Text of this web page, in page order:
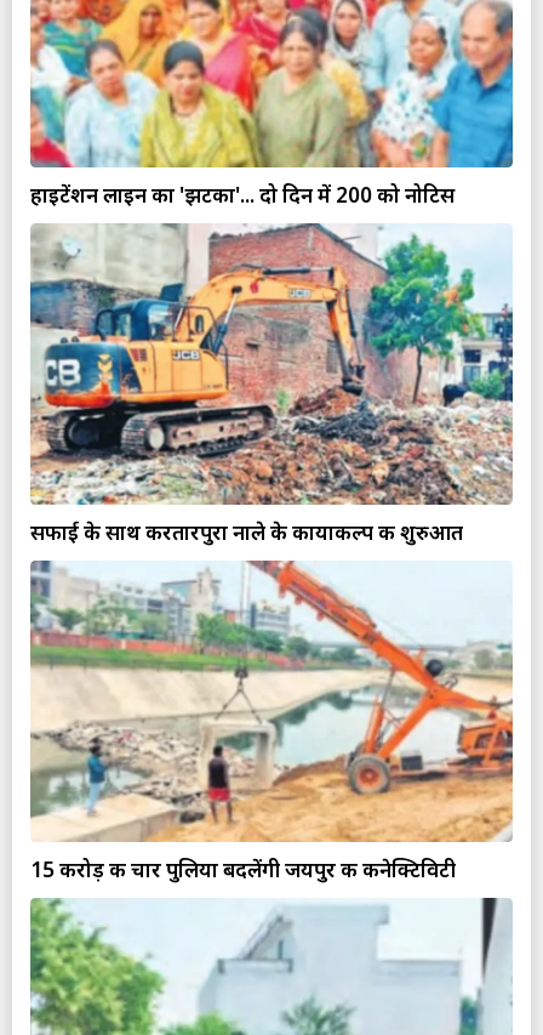
हाइटेंशन लाइन का 'झटका'... दो दिन में 200 को नोटिस
सफाई के साथ करतारपुरा नाले के कायाकल्प की शुरुआत
15 करोड़ की चार पुलिया बदलेंगी जयपुर की कनेक्टिविटी